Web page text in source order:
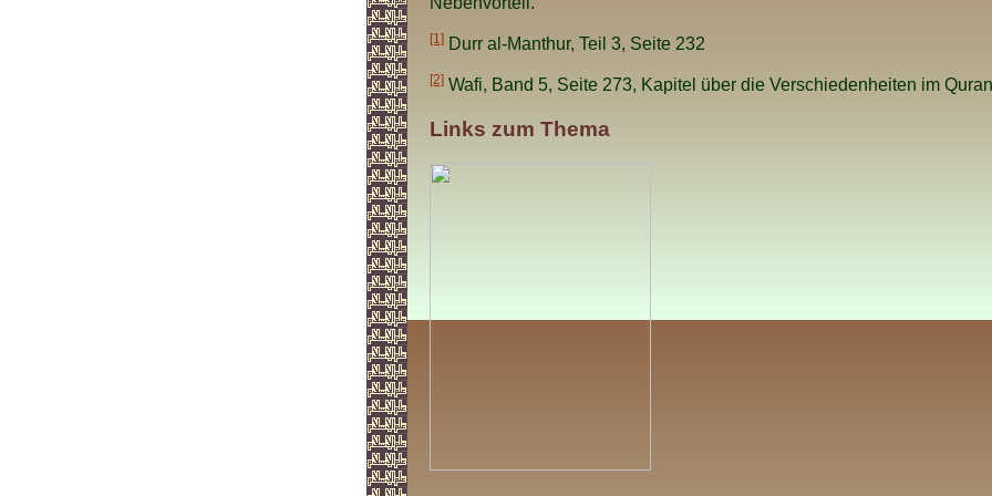
[1] Durr al-Manthur, Teil 3, Seite 232
[2] Wafi, Band 5, Seite 273, Kapitel über die Verschiedenheiten im Quran
Links zum Thema